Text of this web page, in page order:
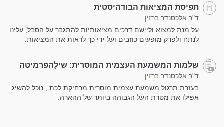
תפיסת המציאות הבודהיסטית
ד"ר אלכסנדר ברזין
על מנת למצוא וליישם דרכים מציאותיות להתגבר על הסבל, עלינו
לנתח ולפרק מופעים כוזבים ועל ידי כך לראות את המציאות.
שלמות המשמעת העצמית המוסרית: שילָהפרמיטה
ד"ר אלכסנדר ברזין
בעזרת תרגול משמעת עצמית מוּסרית מרחיקת לכת , נוכל להשיג
אפילו את מטרת העל הגבוהה ביותר של ההארה.